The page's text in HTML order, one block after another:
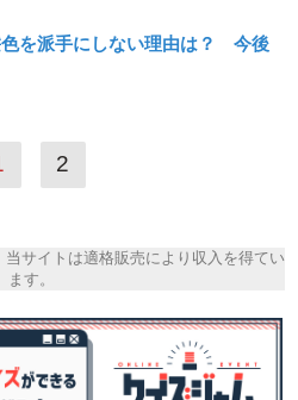
色を派手にしない理由は？ 今後
2
サイトは適格販売により収入を得てい
ます。